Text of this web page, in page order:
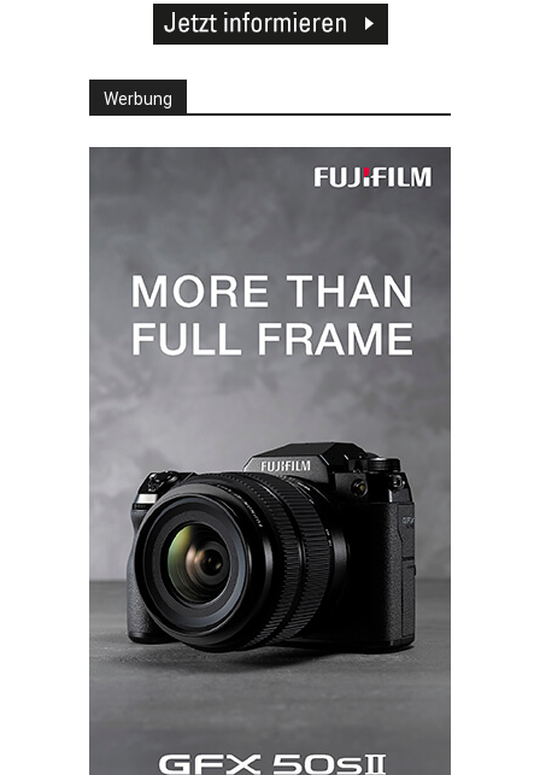
Werbung